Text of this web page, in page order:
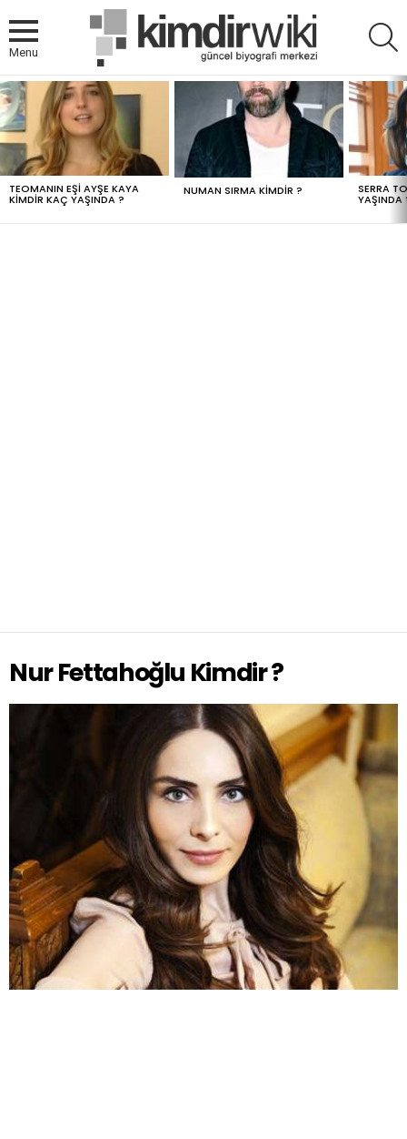
Menu
MOST
VIEWED
STORIES
TEOMANIN EŞI AYŞE KAYA
KIMDIR KAÇ YAŞINDA ?
NUMAN SIRMA KIMDIR ? SERRA
YAŞINDA
Nur Fettahoğlu Kimdir ?